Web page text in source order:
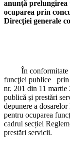
anunță prelungirea
ocuparea prin
Direcţiei generale
În conformitate
funcţiei publice prin
nr. 201 din 11 martie
publică şi prestări
depunere a dosarelor
pentru ocuparea
cadrul secției
prestări servicii.